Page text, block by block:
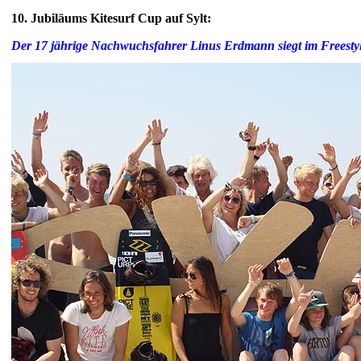
10. Jubiläums Kitesurf Cup auf Sylt:
Der 17 jährige Nachwuchsfahrer Linus Erdmann siegt im